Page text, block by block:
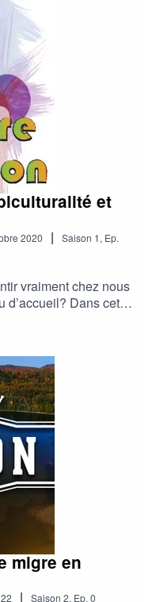
personnes
à travers leurs
d’une
qui s’intéresse aux
la régionalisation de
et
2020 | Saison 1, Ep.
vraiment chez nous
d’accueil? Dans cet
les réflexions
établies en région
à travers leurs
d’une
qui s’intéresse aux
la régionalisation de
migre en
| Saison 2, Ep. 0